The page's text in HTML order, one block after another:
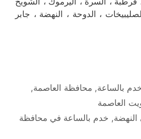
، الدوحة ، النهضة ، جابر
بالساعة, محافظة العاصمة,
العاصمة
, خدم بالساعة في محافظة